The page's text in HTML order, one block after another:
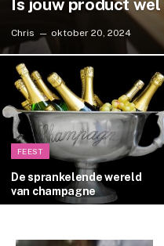
Is jouw product wel
Chris oktober 20, 2024
FEEST
De sprankelende wereld
van champagne